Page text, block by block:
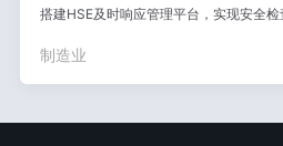
搭建HSE及时响应管理平台，实现安全
制造业